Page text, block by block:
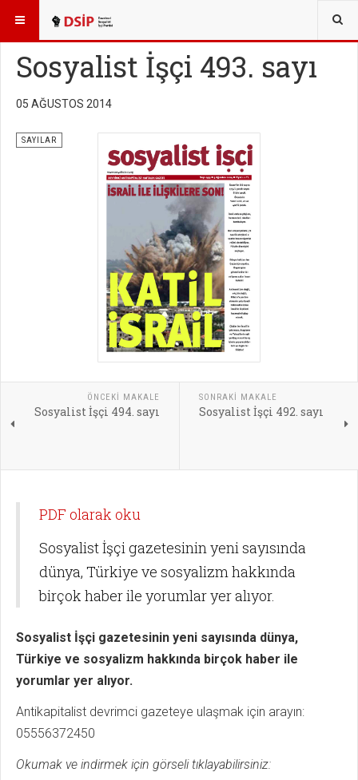
BURADASINIZ: YAYINLAR
Sosyalist İşçi 493. sayı
05 AĞUSTOS 2014
SAYILAR
ÖNCEKI MAKALE
Sosyalist İşçi 494. sayı
SONRAKI MAKALE
Sosyalist İşçi 492. sayı
PDF olarak oku
Sosyalist İşçi gazetesinin yeni sayısında
dünya, Türkiye ve sosyalizm hakkında
birçok haber ile yorumlar yer alıyor.
Sosyalist İşçi gazetesinin yeni sayısında dünya,
Türkiye ve sosyalizm hakkında birçok haber ile
yorumlar yer alıyor.
Antikapitalist devrimci gazeteye ulaşmak için arayın:
05556372450
Okumak ve indirmek için görseli tıklayabilirsiniz: